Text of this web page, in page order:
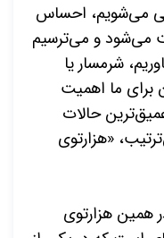
می­‌شویم، احساس
می‌­شود و می­‌ترسیم
شرمسار یا
برای ما اهمیت
حالات
«هزارتوی
همین هزارتوی